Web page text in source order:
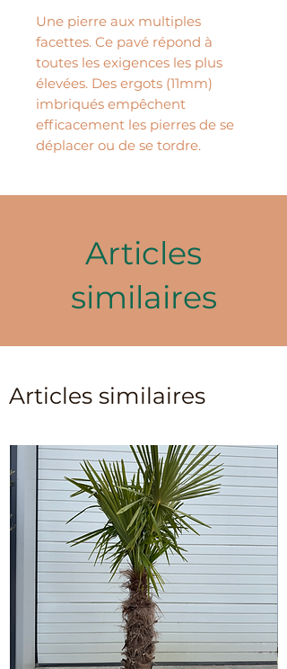
Une pierre aux multiples
facettes. Ce pavé répond à
toutes les exigences les plus
élevées. Des ergots (11mm)
imbriqués empêchent
efficacement les pierres de se
déplacer ou de se tordre.
Articles
similaires
Articles similaires